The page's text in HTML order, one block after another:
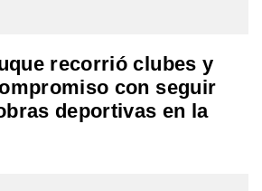
recorrió clubes y
con seguir
deportivas en la